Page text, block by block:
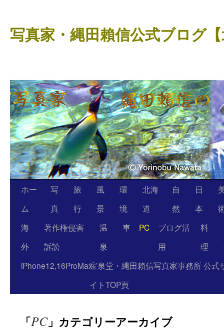
テ
ン
ッ
プ
写真家・縄田賴信公式ブログ
ホー
ム
写
真
旅
行
風
景
環
境
北海
道
自
然
日
本
海
外
著作権侵害
訴訟
温
泉
車 PC
ブログ活
用
料
理
iPhone12,16ProMax宝泉堂・縄田賴信写真家事務所 公式
イトTOP頁
「PC」カテゴリーアーカイブ